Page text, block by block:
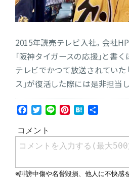
2015年読売テレビ入社。会社
「阪神タイガースの応援」と書
テレビでかつて放送されていた
ス」が復活した際には是非担当
Facebook
Twitter
LinePinterest
Hatena
共